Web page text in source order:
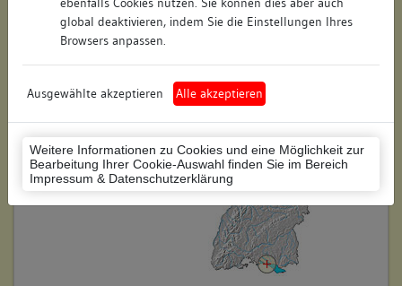
global deaktivieren, indem Sie die Einstellungen Ihres
Browsers anpassen.
Ausgewählte akzeptieren Alle akzeptieren
Weitere Informationen zu Cookies und eine Möglichkeit zur
Bearbeitung Ihrer Cookie-Auswahl finden Sie im Bereich
Impressum & Datenschutzerklärung
Wohnplatzschlüssel: 8335043012
Flurstücknummer: 150/3
Historischer Straßenname: keiner
Lage des Wohnplatzes: